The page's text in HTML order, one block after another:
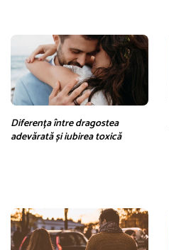
Diferența între dragostea
adevărată și iubirea toxică